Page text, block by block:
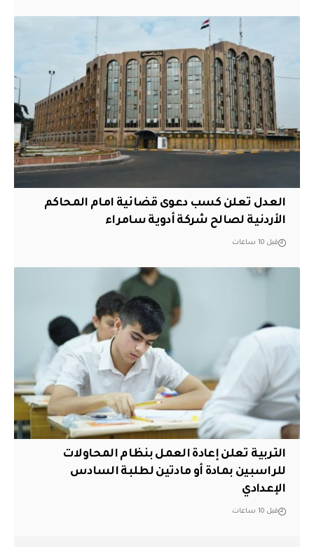
العدل تعلن كسب دعوى قضائية امام المحاكم
الأردنية لصالح شركة أدوية سامراء
قبل 10 ساعات
التربية تعلن إعادة العمل بنظام المحاولات
للراسبين بمادة أو مادتين لطلبة السادس
الإعدادي
قبل 10 ساعات